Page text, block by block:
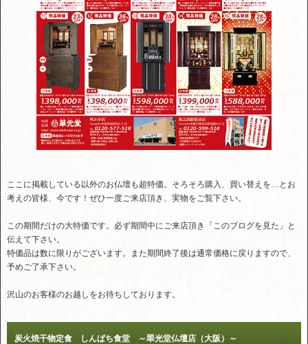
ここに掲載している以外のお仏壇も超特価。そろそろ購入、買い替えを…とお
考えの皆様、今です！ぜひ一度ご来店頂き、実物をご覧下さい。
この期間だけの大特価です。必ず期間中にご来店頂き「このブログを見た」と
伝えて下さい。
特価品は数に限りがございます。また期間終了後は通常価格に戻りますので、
予めご了承下さい。
沢山のお客様のお越しをお待ちしております。
炭火焼干物定食 しんぱち食堂 ～翠光堂仏壇店（大阪）～